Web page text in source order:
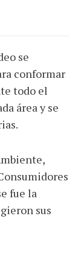
se
conformar
todo el
área y se
fue la
sus